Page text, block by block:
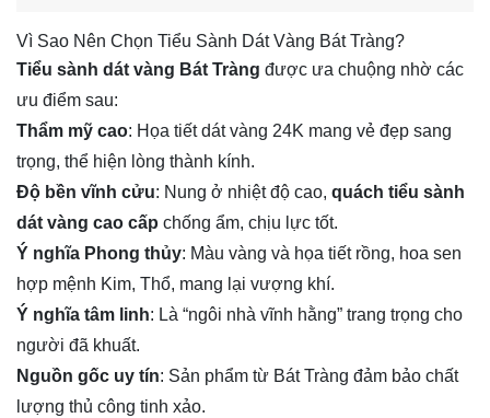
Vì Sao Nên Chọn Tiểu Sành Dát Vàng Bát Tràng?
Tiểu sành dát vàng Bát Tràng được ưa chuộng nhờ các
ưu điểm sau:
Thẩm mỹ cao: Họa tiết dát vàng 24K mang vẻ đẹp sang
trọng, thể hiện lòng thành kính.
Độ bền vĩnh cửu: Nung ở nhiệt độ cao, quách tiểu sành
dát vàng cao cấp chống ẩm, chịu lực tốt.
Ý nghĩa Phong thủy: Màu vàng và họa tiết rồng, hoa sen
hợp mệnh Kim, Thổ, mang lại vượng khí.
Ý nghĩa tâm linh: Là “ngôi nhà vĩnh hằng” trang trọng cho
người đã khuất.
Nguồn gốc uy tín: Sản phẩm từ Bát Tràng đảm bảo chất
lượng thủ công tinh xảo.